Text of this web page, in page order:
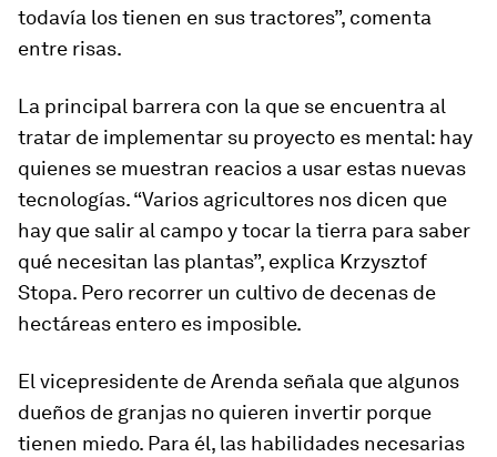
todavía los tienen en sus tractores”, comenta
entre risas.
La principal barrera con la que se encuentra al
tratar de implementar su proyecto es mental: hay
quienes se muestran reacios a usar estas nuevas
tecnologías. “Varios agricultores nos dicen que
hay que salir al campo y tocar la tierra para saber
qué necesitan las plantas”, explica Krzysztof
Stopa. Pero recorrer un cultivo de decenas de
hectáreas entero es imposible.
El vicepresidente de Arenda señala que algunos
dueños de granjas no quieren invertir porque
tienen miedo. Para él, las habilidades necesarias